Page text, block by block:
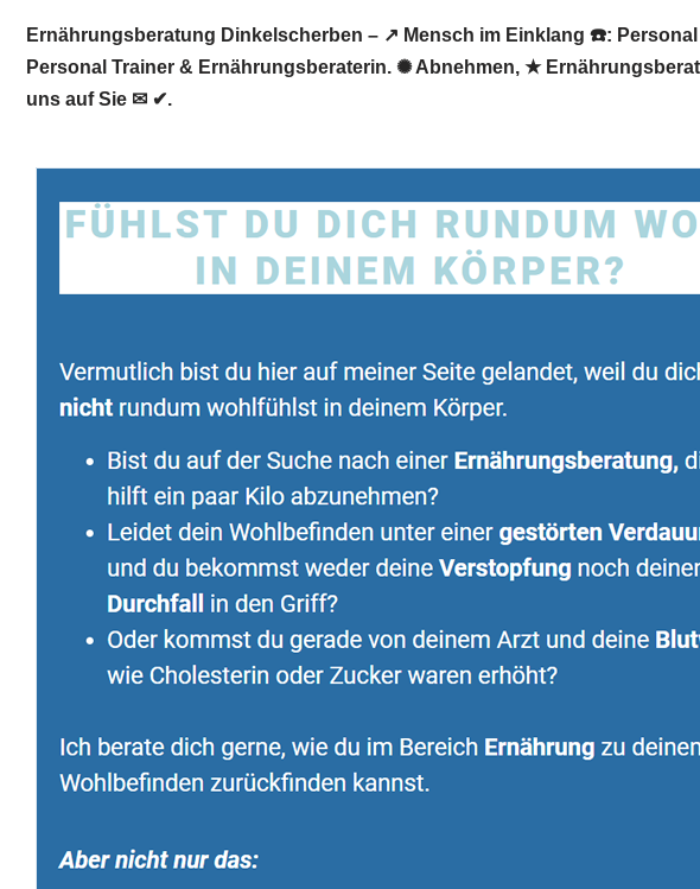
Ernährungsberatung Dinkelscherben – ↗️ Mensch im Einklang ☎️:
Personal Trainer & Ernährungsberaterin. ✺ Abnehmen, ★
uns auf Sie ✉ ✔.